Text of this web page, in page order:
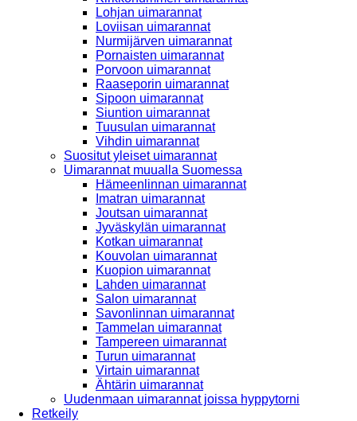
Lohjan uimarannat
Loviisan uimarannat
Nurmijärven uimarannat
Pornaisten uimarannat
Porvoon uimarannat
Raaseporin uimarannat
Sipoon uimarannat
Siuntion uimarannat
Tuusulan uimarannat
Vihdin uimarannat
Suositut yleiset uimarannat
Uimarannat muualla Suomessa
Hämeenlinnan uimarannat
Imatran uimarannat
Joutsan uimarannat
Jyväskylän uimarannat
Kotkan uimarannat
Kouvolan uimarannat
Kuopion uimarannat
Lahden uimarannat
Salon uimarannat
Savonlinnan uimarannat
Tammelan uimarannat
Tampereen uimarannat
Turun uimarannat
Virtain uimarannat
Ähtärin uimarannat
Uudenmaan uimarannat joissa hyppytorni
Retkeily